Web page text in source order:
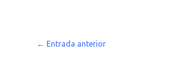
← Entrada anterior